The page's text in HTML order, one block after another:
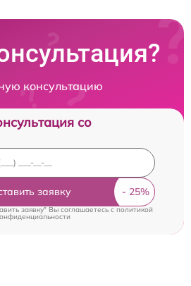
консультацию
со
заявку
заявку" Вы соглашаетесь cполитикой